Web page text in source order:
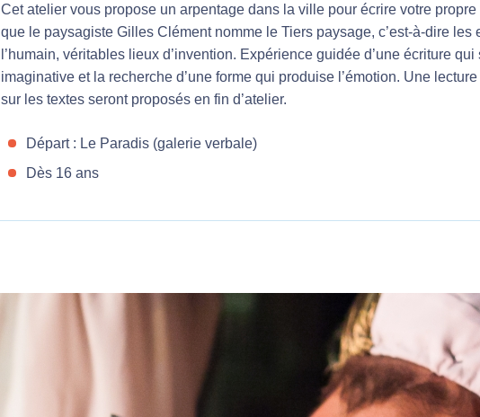
Cet atelier vous propose un arpentage dans la ville pour écrire votre
que le paysagiste Gilles Clément nomme le Tiers paysage, c’est-à-dire les
l’humain, véritables lieux d’invention. Expérience guidée d’une écriture
imaginative et la recherche d’une forme qui produise l’émotion. Une
sur les textes seront proposés en fin d’atelier.
Départ : Le Paradis (galerie verbale)
Dès 16 ans